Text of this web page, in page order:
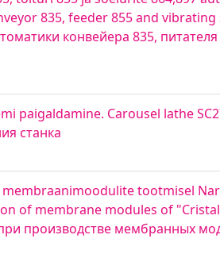
835, feeder 855 and
конвейера 835,
paigaldamine. Carousel lathe
станка
tootmisel
of membrane modules of
производстве мембранных